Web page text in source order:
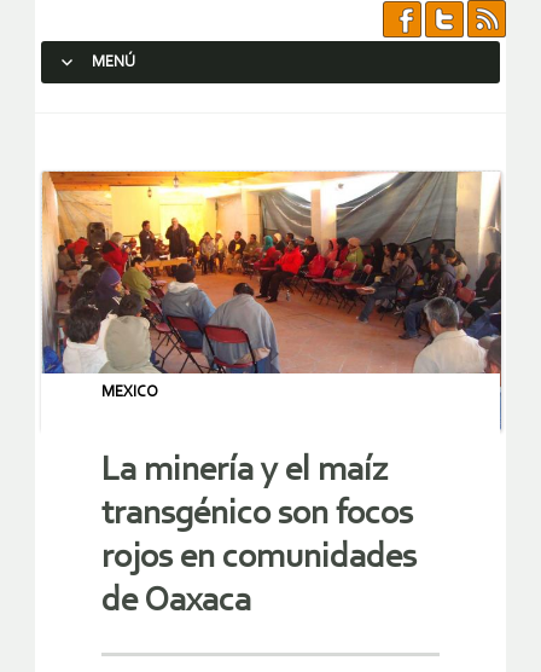
MENÚ
MEXICO
La minería y el maíz
transgénico son focos
rojos en comunidades
de Oaxaca